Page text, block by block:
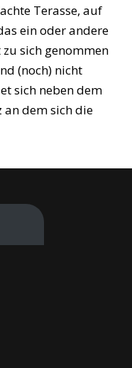
Terasse, auf
ein oder andere
sich genommen
(noch) nicht
sich neben dem
dem sich die